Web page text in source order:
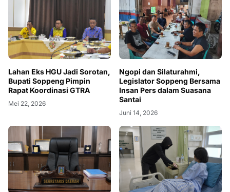
Lahan Eks HGU Jadi Sorotan,
Bupati Soppeng Pimpin
Rapat Koordinasi GTRA
Mei 22, 2026
Ngopi dan Silaturahmi,
Legislator Soppeng Bersama
Insan Pers dalam Suasana
Santai
Juni 14, 2026